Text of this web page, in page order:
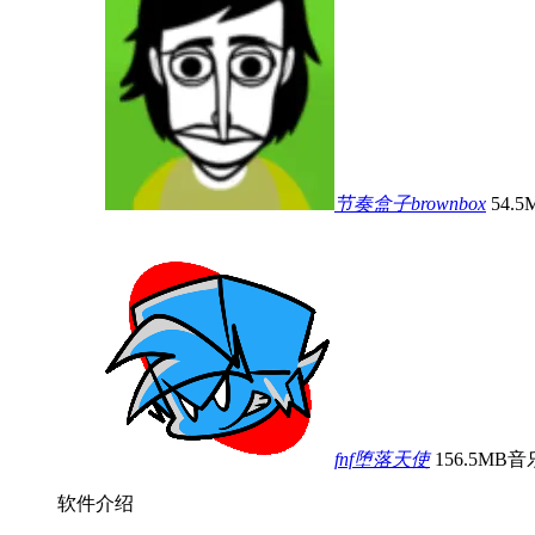
节奏盒子brownbox
fnf堕落天使 156.5MB音
软件介绍